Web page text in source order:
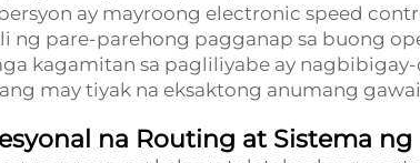
ay mayroong electronic speed
ng pare-parehong pagganap sa buong
kagamitan sa pagliliyabe ay
may tiyak na eksaktong anumang
na Routing at Sistema